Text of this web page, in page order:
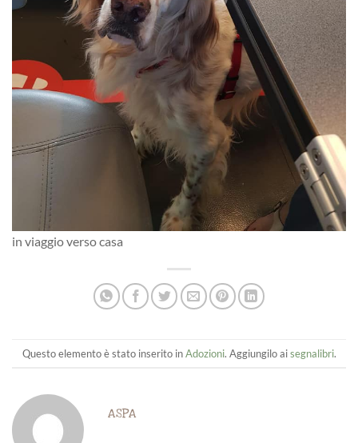
in viaggio verso casa
Questo elemento è stato inserito inAdozioni. Aggiungilo aisegnalibri.
ASPA